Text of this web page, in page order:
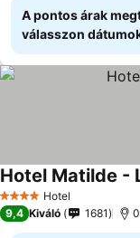
A pontos árak
válasszon
4 KategóriaHotel
Hotel Matilde -
9,4 Kiváló 1681